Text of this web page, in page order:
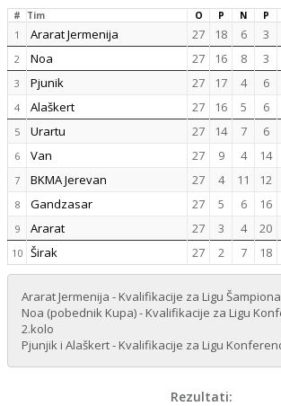
# Tim O P N P
1 Ararat Jermenija 27 18 6 3
2 Noa 27 16 8 3
3 Pjunik 27 17 4 6
4 Alaškert 27 16 5 6
5 Urartu 27 14 7 6
6 Van 27 9 4 14
7 BKMA Jerevan 27 4 11 12
8 Gandzasar 27 5 6 16
9 Ararat 27 3 4 20
10 Širak 27 2 7 18
Ararat Jermenija - Kvalifikacije za Ligu Šampiona
Noa (pobednik Kupa) - Kvalifikacije za Ligu
2.kolo
Pjunjik i Alaškert - Kvalifikacije za Ligu
Rezultati: